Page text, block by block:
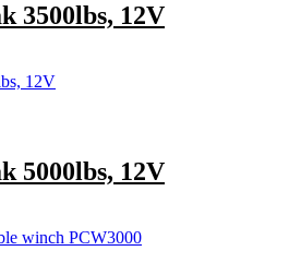
3500lbs, 12V
5000lbs, 12V